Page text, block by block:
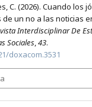
C. (2026). Cuando los
un no a las noticias
Interdisciplinar De
Sociales,43.
doxacom.3531